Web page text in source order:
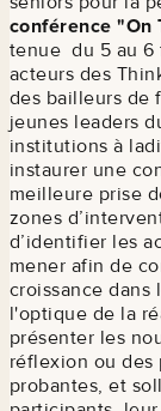
conférence "On
tenue du 5 au 6
acteurs des
des bailleurs de
jeunes leaders
institutions à
instaurer une
meilleure prise
zones
d’identifier les
mener afin de
croissance dans
l'optique de la
présenter les
réflexion ou des
probantes, et